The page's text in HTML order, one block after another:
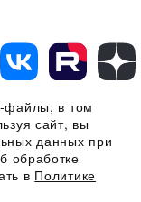
технических
носит
не является
Статьи 437(2)
файлы, в том
сайт, вы
данных при
обработке
в Политике